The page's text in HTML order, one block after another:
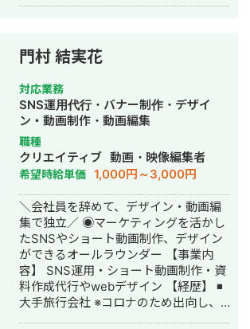
せました。 2025年より株式会社やまと
蜂蜜にて新規事業立ち上げマネージャ
ーとして、洋菓子店舗のオープンやEC
サイトの立ち上げなど、新ブランド展
開を推進しています。 また、副業では
Instagramにてパワーポイントの情報発
信を行い、フォロワー5万人を獲得。
PR案件やアフィリエイト運用を行うと
同時に、2024年にはSNSスクールの講
師を務め、実務に基づいたSNS活用・
販売ノウハウを指導しました。 得意領
域は ECマーケティング と SNSマーケ
ティング です。 ・EC領域では、
BtoB/BtoC双方でのEC立ち上げ/運
営/CRM設計に強みを持ちます。 ・
SNS領域では、自身のアカウント運営
や講師経験を通じて、ファン獲得から
販売導線設計まで一貫した支援が可能
門村 結実花
対応業務
SNS運用代行・バナー制作・デザイ
ン・動画制作・動画編集
職種
クリエイティブ 動画・映像編集者
希望時給単価 1,000円～3,000円
＼会社員を辞めて、デザイン・動画編
集で独立／ ◉マーケティングを活かし
たSNSやショート動画制作、デザイン
ができるオールラウンダー 【事業内
容】 SNS運用・ショート動画制作・資
料作成代行やwebデザイン 【経歴】 ◾️
大手旅行会社 ※コロナのため出向し、